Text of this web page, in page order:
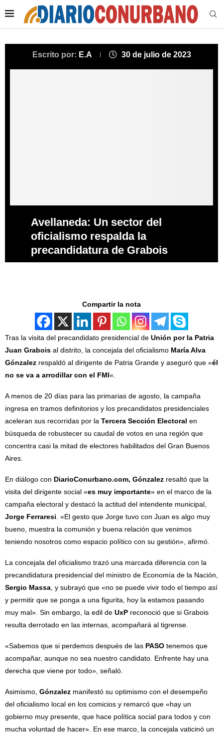
Escrito por: E.A 30 de julio de 2023
Avellaneda: Un sector del
oficialismo respalda la
precandidatura de Grabois
Compartir la nota
Tras la visita del precandidato presidencial de Unión por la Patria
Juan Grabois al distrito, la concejala del oficialismo María Alva
Gónzalez respaldó al dirigente de Patria Grande y aseguró que «él
no se va a arrodillar con el FMI«.
A menos de 20 días para las primarias de agosto, la campaña
ingresa en tramos definitorios y los precandidatos presidenciales
aceleran sus recorridas por la Tercera Sección Electoral en
búsqueda de robustecer su caudal de votos en una región que
concentra casi la mitad de electores habilitados del Gran Buenos
Aires.
En diálogo con DiarioConurbano.com, Gónzalez resaltó que la
visita del dirigente social «es muy importante» en el marco de la
campaña electoral y destacó la actitud del intendente municipal,
Jorge Ferraresi . «El gesto que Jorge tuvo con Juan es algo muy
bueno, muestra la comunión y buena relación que venimos
teniendo nosotros como espacio político con su gestión», afirmó.
La concejala del oficialismo trazó una marcada diferencia con la
precandidatura presidencial del ministro de Economía de la Nación,
Sergio Massa , y subrayó que «no se puede vivir todo el tiempo así
y permitir que se ponga a una figurita, hoy la estamos pasando
muy mal». Sin embargo, la edil de UxP reconoció que si Grabois
resulta derrotado en las internas, acompañará al tigrense.
«Sabemos que si perdemos después de las PASO tenemos que
acompañar, aunque no sea nuestro candidato. Enfrente hay una
derecha que viene por todo», señaló.
Asimismo, Gónzalez manifestó su optimismo con el desempeño
del oficialismo local en los comicios y remarcó que «hay un
gobierno muy presente, que hace política social para todos y con
mucha voluntad de hacer». En ese marco, la concejala vaticinó un